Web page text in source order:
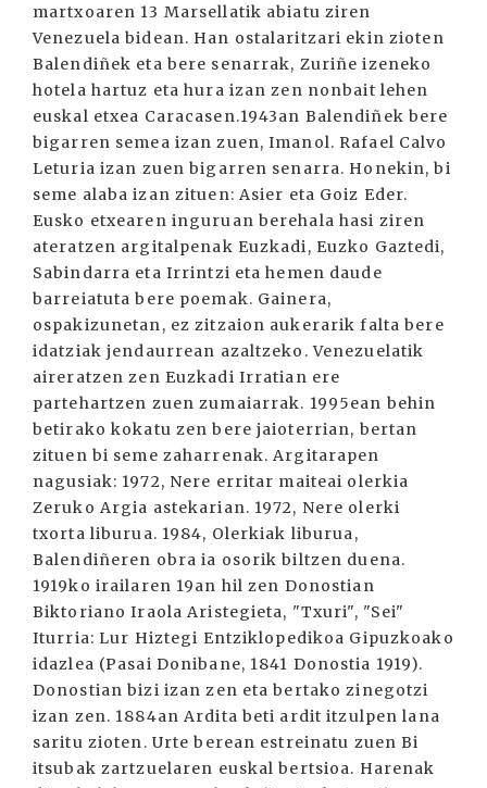
martxoaren 13 Marsellatik abiatu ziren
Venezuela bidean. Han ostalaritzari ekin zioten
Balendiñek eta bere senarrak, Zuriñe izeneko
hotela hartuz eta hura izan zen nonbait lehen
euskal etxea Caracasen.1943an Balendiñek bere
bigarren semea izan zuen, Imanol. Rafael Calvo
Leturia izan zuen bigarren senarra. Honekin, bi
seme alaba izan zituen: Asier eta Goiz Eder.
Eusko etxearen inguruan berehala hasi ziren
ateratzen argitalpenak Euzkadi, Euzko Gaztedi,
Sabindarra eta Irrintzi eta hemen daude
barreiatuta bere poemak. Gainera,
ospakizunetan, ez zitzaion aukerarik falta bere
idatziak jendaurrean azaltzeko. Venezuelatik
aireratzen zen Euzkadi Irratian ere
partehartzen zuen zumaiarrak. 1995ean behin
betirako kokatu zen bere jaioterrian, bertan
zituen bi seme zaharrenak. Argitarapen
nagusiak: 1972, Nere erritar maiteai olerkia
Zeruko Argia astekarian. 1972, Nere olerki
txorta liburua. 1984, Olerkiak liburua,
Balendiñeren obra ia osorik biltzen duena.
1919ko irailaren 19an hil zen Donostian
Biktoriano Iraola Aristegieta, "Txuri", "Sei"
Iturria: Lur Hiztegi Entziklopedikoa Gipuzkoako
idazlea (Pasai Donibane, 1841 Donostia 1919).
Donostian bizi izan zen eta bertako zinegotzi
izan zen. 1884an Ardita beti ardit itzulpen lana
saritu zioten. Urte berean estreinatu zuen Bi
itsubak zartzuelaren euskal bertsioa. Harenak